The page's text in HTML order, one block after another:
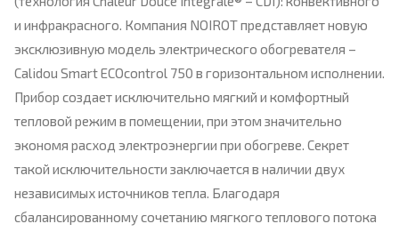
и инфракрасного. Компания NOIROT представляет новую
эксклюзивную модель электрического обогревателя –
Calidou Smart ECOcontrol 750 в горизонтальном исполнении.
Прибор создает исключительно мягкий и комфортный
тепловой режим в помещении, при этом значительно
экономя расход электроэнергии при обогреве. Секрет
такой исключительности заключается в наличии двух
независимых источников тепла. Благодаря
сбалансированному сочетанию мягкого теплового потока